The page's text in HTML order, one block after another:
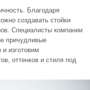
Благодаря
создавать стойки
Специалисты компании
причудливые
изготовим
оттенков и стиля под